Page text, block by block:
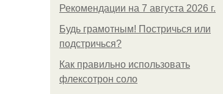
Рекомендации на 7 августа 2026 г.
Будь грамотным! Постричься или
подстричься?
Как правильно использовать
флексотрон соло